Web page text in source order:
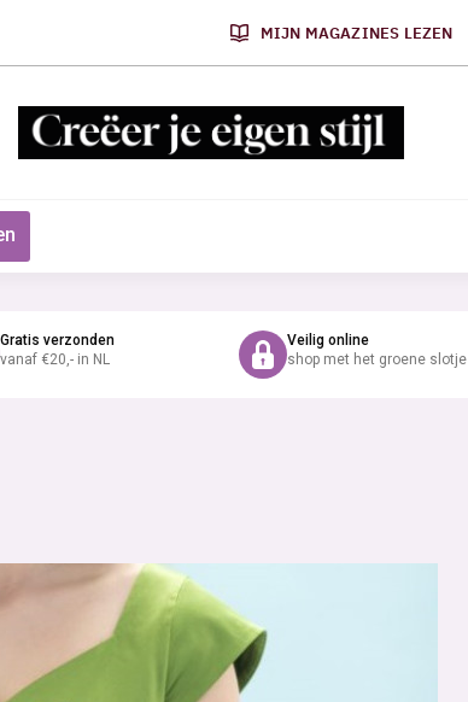
MIJN MAGAZINES LEZEN
Gratis verzonden
vanaf €20,- in NL
Veilig online
shop met het groene slotje